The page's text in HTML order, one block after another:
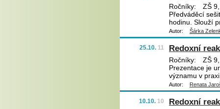
Ročníky:
ZŠ 9,
Předváděcí
hodinu. Slouží
Autor: Šárka
25.10. 11 Redoxní
Ročníky:
ZŠ 9,
Prezentace je
významu v
Autor: Renata
10.10. 10 Redoxní